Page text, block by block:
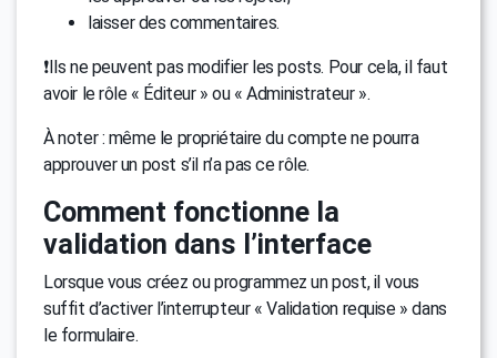
laisser des commentaires.
❗Ils ne peuvent pas modifier les posts. Pour cela, il faut
avoir le rôle « Éditeur » ou « Administrateur ».
À noter : même le propriétaire du compte ne pourra
approuver un post s’il n’a pas ce rôle.
Comment fonctionne la
validation dans l’interface
Lorsque vous créez ou programmez un post, il vous
suffit d’activer l’interrupteur « Validation requise » dans
le formulaire.